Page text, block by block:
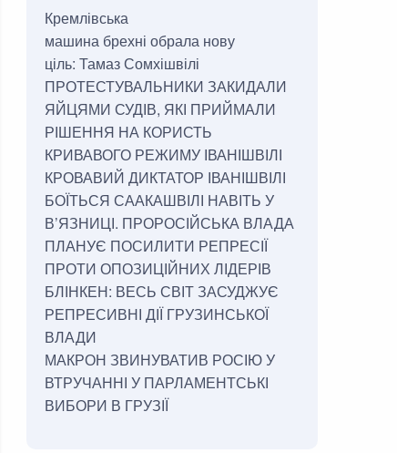
Кремлівська
машина брехні обрала нову
ціль: Тамаз Сомхішвілі
ПРОТЕСТУВАЛЬНИКИ ЗАКИДАЛИ
ЯЙЦЯМИ СУДІВ, ЯКІ ПРИЙМАЛИ
РІШЕННЯ НА КОРИСТЬ
КРИВАВОГО РЕЖИМУ ІВАНІШВІЛІ
КРОВАВИЙ ДИКТАТОР ІВАНІШВІЛІ
БОЇТЬСЯ СААКАШВІЛІ НАВІТЬ У
В’ЯЗНИЦІ. ПРОРОСІЙСЬКА ВЛАДА
ПЛАНУЄ ПОСИЛИТИ РЕПРЕСІЇ
ПРОТИ ОПОЗИЦІЙНИХ ЛІДЕРІВ
БЛІНКЕН: ВЕСЬ СВІТ ЗАСУДЖУЄ
РЕПРЕСИВНІ ДІЇ ГРУЗИНСЬКОЇ
ВЛАДИ
МАКРОН ЗВИНУВАТИВ РОСІЮ У
ВТРУЧАННІ У ПАРЛАМЕНТСЬКІ
ВИБОРИ В ГРУЗІЇ